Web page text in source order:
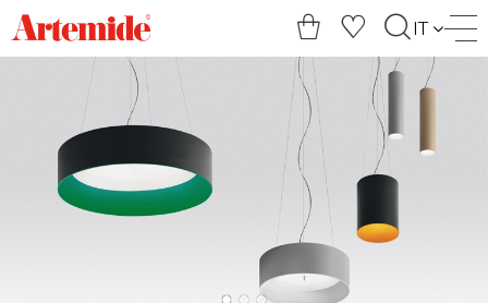
Artemide
home
IT